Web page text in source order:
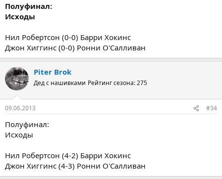
Полуфинал:
Исходы
Нил Робертсон (0-0) Барри Хокинс
Джон Хиггинс (0-0) Ронни О'Салливан
Piter Brok
Дед с нашивками Рейтинг сезона: 275
09.06.2013 #34
Полуфинал:
Исходы
Нил Робертсон (4-2) Барри Хокинс
Джон Хиггинс (4-3) Ронни О'Салливан